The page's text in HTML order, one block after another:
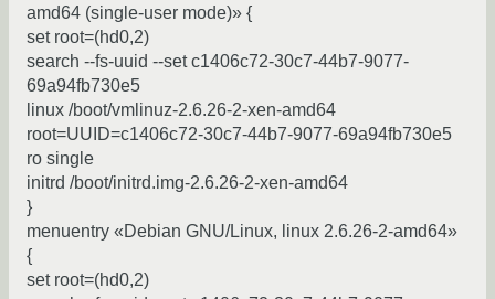
amd64 (single-user mode)» {
set root=(hd0,2)
search --fs-uuid --set c1406c72-30c7-44b7-9077-
69a94fb730e5
linux /boot/vmlinuz-2.6.26-2-xen-amd64
root=UUID=c1406c72-30c7-44b7-9077-69a94fb730e5
ro single
initrd /boot/initrd.img-2.6.26-2-xen-amd64
}
menuentry «Debian GNU/Linux, linux 2.6.26-2-amd64»
{
set root=(hd0,2)